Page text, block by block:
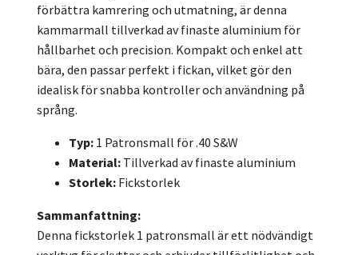
förbättra kamrering och utmatning, är denna
kammarmall tillverkad av finaste aluminium för
hållbarhet och precision. Kompakt och enkel att
bära, den passar perfekt i fickan, vilket gör den
idealisk för snabba kontroller och användning på
språng.
Typ: 1 Patronsmall för .40 S&W
Material: Tillverkad av finaste aluminium
Storlek: Fickstorlek
Sammanfattning:
Denna fickstorlek 1 patronsmall är ett nödvändigt